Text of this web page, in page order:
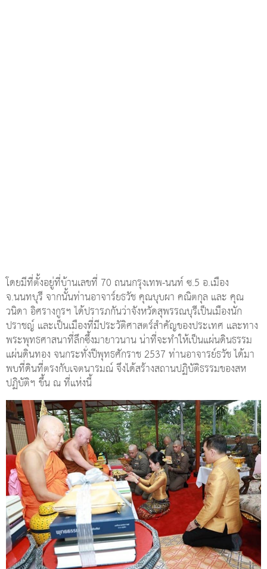
โดยมีที่ตั้งอยู่ที่บ้านเลขที่ 70 ถนนกรุงเทพ-นนท์ ซ.5 อ.เมือง
จ.นนทบุรี จากนั้นท่านอาจาร์ยธวัช คุณบุบผา คณิตกุล และ คุณ
วนิดา อิศรางกูรฯ ได้ปรารภกันว่าจังหวัดสุพรรณบุรีเป็นเมืองนัก
ปราชญ์ และเป็นเมืองที่มีประวัติศาสตร์สำคัญของประเทศ และทาง
พระพุทธศาสนาที่ลึกซึ้งมายาวนาน น่าที่จะทำให้เป็นแผ่นดินธรรม
แผ่นดินทอง จนกระทั่งปีพุทธศักราช 2537 ท่านอาจารย์ธวัช ได้มา
พบที่ดินที่ตรงกับเจตนารมณ์ จึงได้สร้างสถานปฏิบัติธรรมของสห
ปฏิบัติฯ ขึ้น ณ ที่แห่งนี้